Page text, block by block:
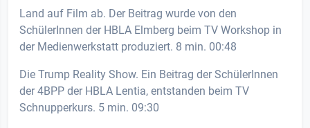
Land auf Film ab. Der Beitrag wurde von den
SchülerInnen der HBLA Elmberg beim TV Workshop in
der Medienwerkstatt produziert. 8 min. 00:48
Die Trump Reality Show. Ein Beitrag der SchülerInnen
der 4BPP der HBLA Lentia, entstanden beim TV
Schnupperkurs. 5 min. 09:30